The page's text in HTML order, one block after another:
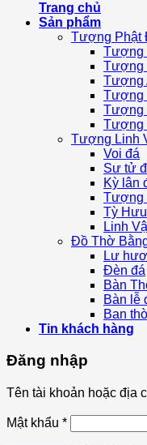
Trang chủ
Sản phẩm
Tượng Phật
Tượng
Tượng
Tượng
Tượng
Tượng
Tượng
Tượng Linh
Voi đá
Sư tử
Kỳ lân
Tượng
Tỳ
Linh
Đồ Thờ
Lư
Đèn đá
Bàn
Bàn lễ
Ban
Tin khách hàng
Đăng nhập
Tên tài khoản hoặc địa
Mật khẩu *